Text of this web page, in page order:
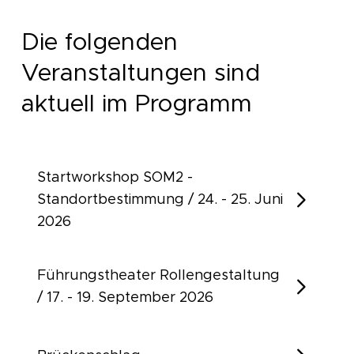
Die folgenden
Veranstaltungen sind
aktuell im Programm
Startworkshop SOM2 -
Standortbestimmung / 24. - 25. Juni
2026
Führungstheater Rollengestaltung
/ 17. - 19. September 2026